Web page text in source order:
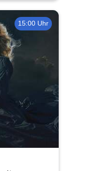
15:00 Uhr